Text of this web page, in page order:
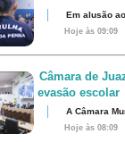
Em alusão
Hoje às 09:09
Câmara de
evasão escolar
A Câmara
Hoje às 08:09